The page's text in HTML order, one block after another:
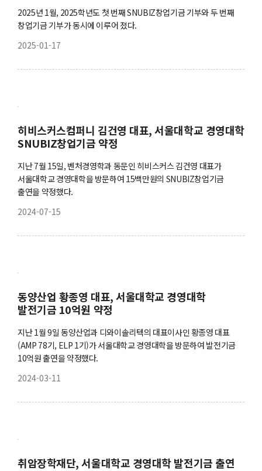
2025년 1월, 2025학년도 첫 번째 SNUBIZ창업기금 기부와 두 번째
창업기금 기부가 동시에 이루어 졌다.
2025-01-17
히비스커스컴퍼니 김건영 대표, 서울대학교 경영대학
SNUBIZ창업기금 약정
지난 7월 15일, 벤처경영학과 동문인 히비스커스 김건영 대표가
서울대학교 경영대학을 방문하여 15백만원의 SNUBIZ창업기금
출연을 약정했다.
2024-07-15
동양산업 황종영 대표, 서울대학교 경영대학
발전기금 10억원 약정
지난 1월 9일 동양산업과 디와이솔리텍의 대표이사인 황종영 대표
(AMP 78기, ELP 1기)가 서울대학교 경영대학을 방문하여 발전기금
10억원 출연을 약정했다.
2024-03-11
취암장학재단, 서울대학교 경영대학 발전기금 출연